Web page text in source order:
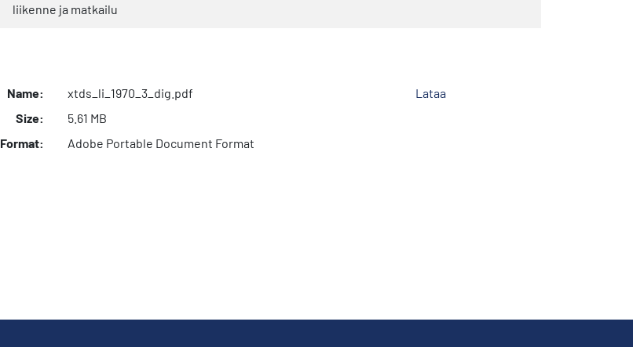
liikenne ja matkailu
Name:
xtds_li_1970_3_dig.pdf
Size:
5.61 MB
Format:
Adobe Portable Document Format
Lataa